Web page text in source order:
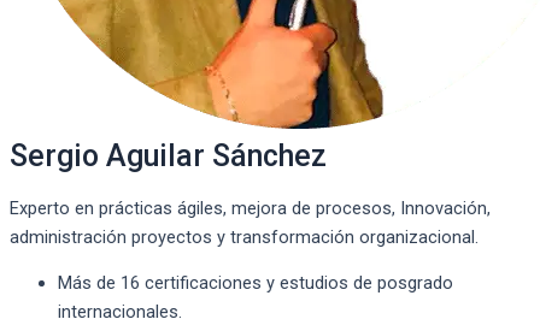
Sergio Aguilar Sánchez
Experto en prácticas ágiles, mejora de procesos, Innovación,
administración proyectos y transformación organizacional.
Más de 16 certificaciones y estudios de posgrado
internacionales.